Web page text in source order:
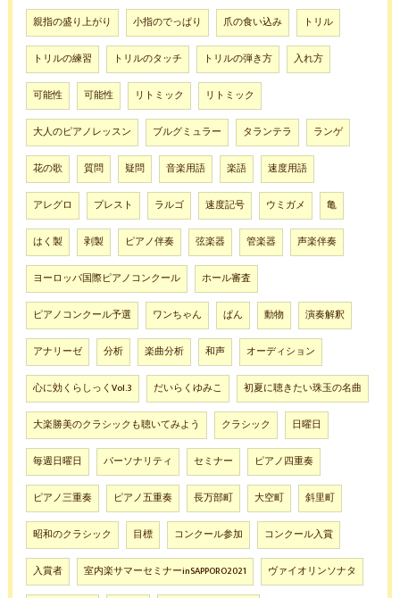
親指の盛り上がり 小指のでっぱり 爪の食い込み トリル
トリルの練習 トリルのタッチ トリルの弾き方 入れ方
可能性 可能性 リトミック リトミック
大人のピアノレッスン ブルグミュラー タランテラ ランゲ
花の歌 質問 疑問 音楽用語 楽語 速度用語
アレグロ プレスト ラルゴ 速度記号 ウミガメ 亀
はく製 剥製 ピアノ伴奏 弦楽器 管楽器 声楽伴奏
ヨーロッパ国際ピアノコンクール ホール審査
ピアノコンクール予選 ワンちゃん ぱん 動物 演奏解釈
アナリーゼ 分析 楽曲分析 和声 オーディション
心に効くらしっくVol.3 だいらくゆみこ 初夏に聴きたい珠玉の名曲
大楽勝美のクラシックも聴いてみよう クラシック 日曜日
毎週日曜日 パーソナリティ セミナー ピアノ四重奏
ピアノ三重奏 ピアノ五重奏 長万部町 大空町 斜里町
昭和のクラシック 目標 コンクール参加 コンクール入賞
入賞者 室内楽サマーセミナーinSAPPORO2021 ヴァイオリンソナタ